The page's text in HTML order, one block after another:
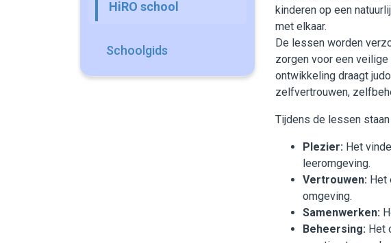
HiRO school
Schoolgids
kinderen op een
met elkaar.
De lessen worden
zorgen voor een veilige
ontwikkeling draagt
zelfvertrouwen,
Tijdens de lessen
Plezier: Het
leeromgeving.
Vertrouwen: Het
omgeving.
Samenwerken:
Beheersing: Het